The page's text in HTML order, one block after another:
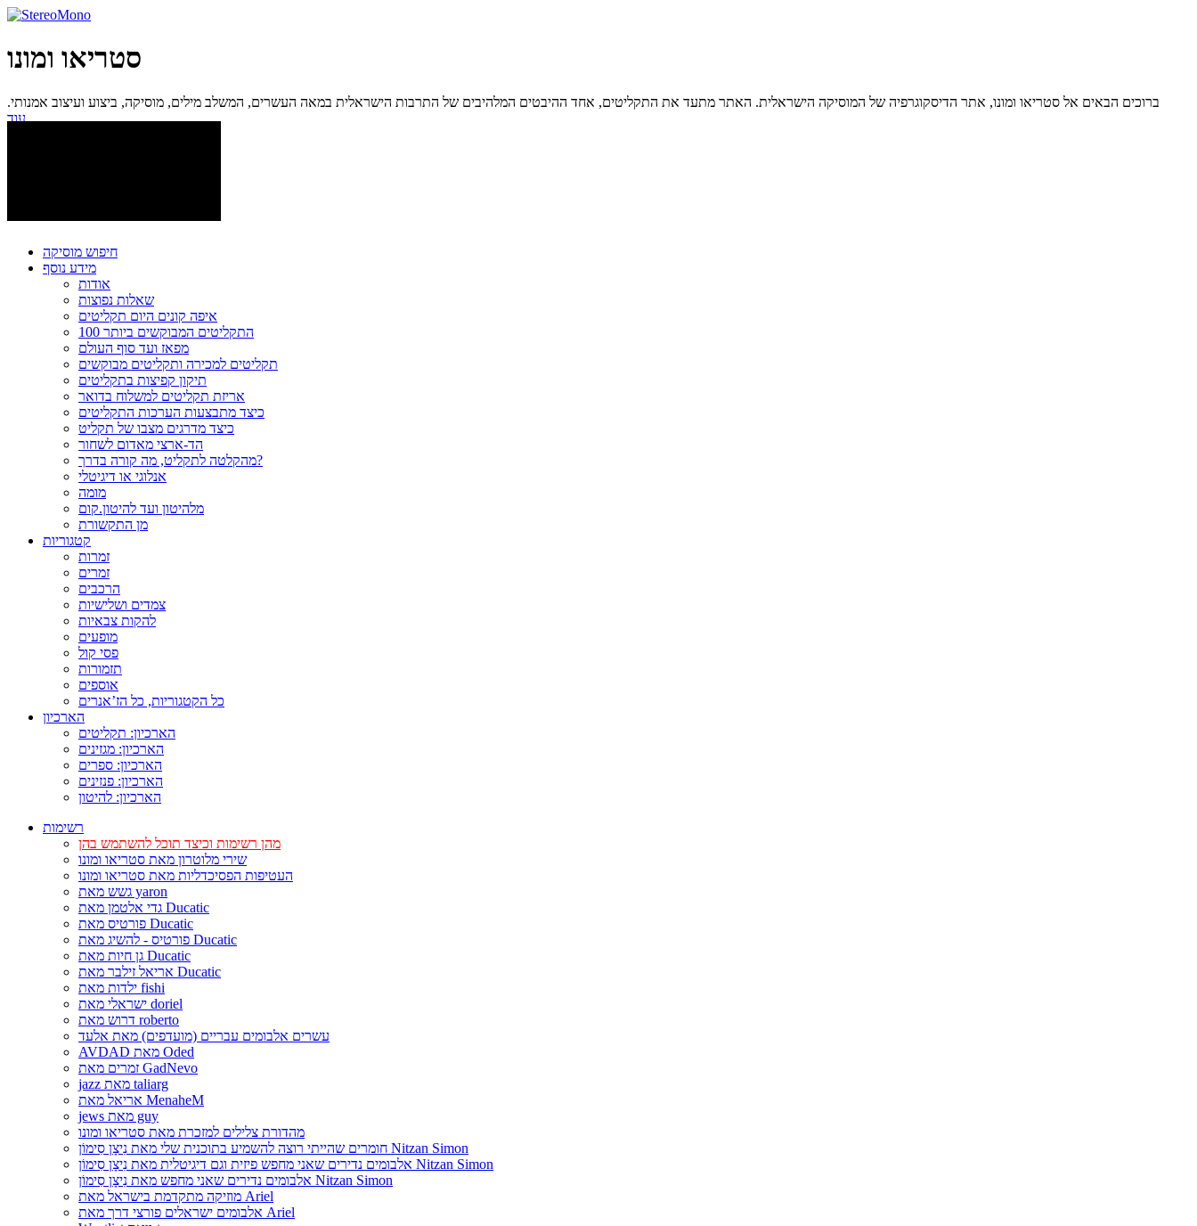
סטריאו ומונו
ברוכים הבאים אל סטריאו ומונו, אתר הדיסקוגרפיה של המוסיקה הישראלית. האתר מתעד את התקליטים, אחד ההיבטים המלהיבים של התרבות הישראלית במאה העשרים, המשלב מילים, מוסיקה, ביצוע ועיצוב אמנותי.
עוד...
חיפוש מוסיקה
מידע נוסף
אודות
שאלות נפוצות
איפה קונים היום תקליטים
100 התקליטים המבוקשים ביותר
מפאז ועד סוף העולם
תקליטים למכירה ותקליטים מבוקשים
תיקון קפיצות בתקליטים
אריזת תקליטים למשלוח בדואר
כיצד מתבצעות הערכות התקליטים
כיצד מדרגים מצבו של תקליט
הד-ארצי מאדום לשחור
מהקלטה לתקליט, מה קורה בדרך?
אנלוגי או דיגיטלי
מומה
מלהיטון ועד להיטון.קום
מן התקשורת
קטגוריות
זמרות
זמרים
הרכבים
צמדים ושלישיות
להקות צבאיות
מופעים
פסי קול
תזמורות
אוספים
כל הקטגוריות, כל הז’אנרים
הארכיון
הארכיון: תקליטים
הארכיון: מגזינים
הארכיון: ספרים
הארכיון: פנזינים
הארכיון: להיטון
רשימות
מהן רשימות וכיצד תוכל להשתמש בהן
שירי מלוטרון מאת סטריאו ומונו
העטיפות הפסיכדליות מאת סטריאו ומונו
גשש מאת yaron
גדי אלטמן מאת Ducatic
פורטיס מאת Ducatic
פורטיס - להשיג מאת Ducatic
גן חיות מאת Ducatic
אריאל זילבר מאת Ducatic
ילדות מאת fishi
ישראלי מאת doriel
דרוש מאת roberto
עשרים אלבומים עבריים (מועדפים) מאת אלעד
AVDAD מאת Oded
זמרים מאת GadNevo
jazz מאת taliarg
אריאל מאת MenaheM
jews מאת guy
מהדורת צלילים למזכרת מאת סטריאו ומונו
חומרים שהייתי רוצה להשמיע בתוכנית שלי מאת נִיצָן סִימוֹן Nitzan Simon
אלבומים נדירים שאני מחפש פיזית וגם דיגיטלית מאת נִיצָן סִימוֹן Nitzan Simon
אלבומים נדירים שאני מחפש מאת נִיצָן סִימוֹן Nitzan Simon
מוזיקה מתקדמת בישראל מאת Ariel
אלבומים ישראלים פורצי דרך מאת Ariel